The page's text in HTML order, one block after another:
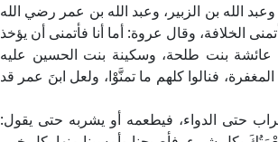
الله بن الزبير، وعبد الله بن عمر رضي الله
الخلافة، وقال عروة: أما أنا فأتمنى أن يؤخذ
عائشة بنت طلحة، وسكينة بنت الحسين عليه
فنالوا كلهم ما تمنَّوْا، ولعل ابنَ عمر قد
حتى الدواء، فيطعمه أو يشربه حتى يقول: